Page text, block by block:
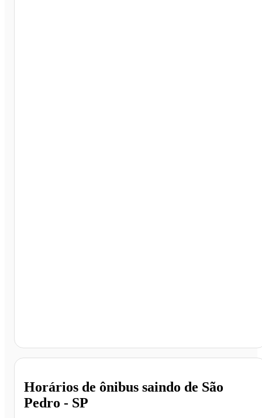
Horários de ônibus saindo de São
Pedro - SP